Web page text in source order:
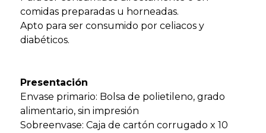
comidas preparadas u horneadas.
Apto para ser consumido por celiacos y
diabéticos.
Presentación
Envase primario: Bolsa de polietileno, grado
alimentario, sin impresión
Sobreenvase: Caja de cartón corrugado x 10